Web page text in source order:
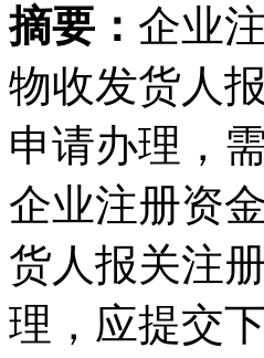
摘要： 企业
物收发货人
申请办理，
企业注册资
货人报关注
理，应提交